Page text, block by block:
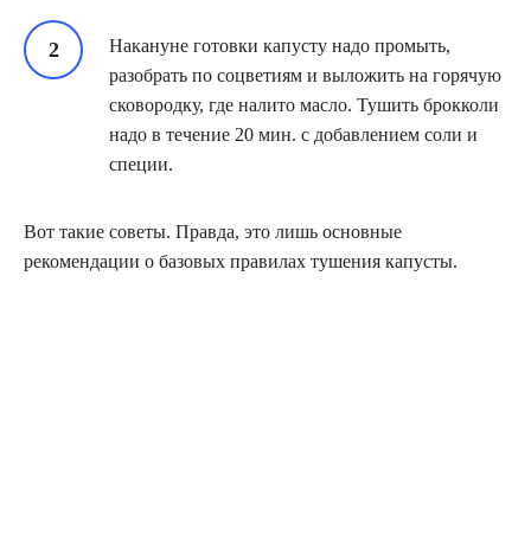
Накануне готовки капусту надо промыть,
разобрать по соцветиям и выложить на горячую
сковородку, где налито масло. Тушить брокколи
надо в течение 20 мин. с добавлением соли и
специи.
Вот такие советы. Правда, это лишь основные
рекомендации о базовых правилах тушения капусты.